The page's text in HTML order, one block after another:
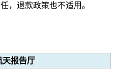
，退款政策也不适用。
天报告厅